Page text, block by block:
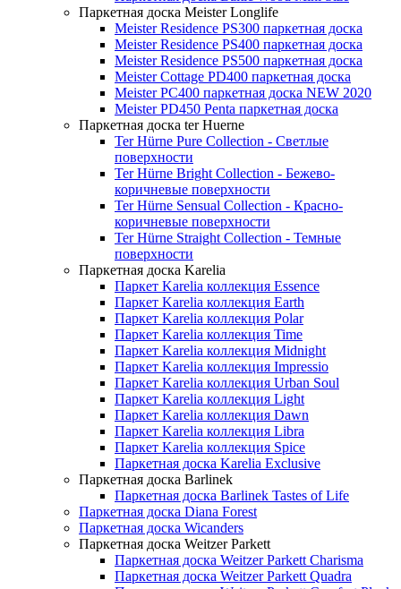
Паркетная доска Meister Longlife
Meister Residence PS300 паркетная доска
Meister Residence PS400 паркетная доска
Meister Residence PS500 паркетная доска
Meister Cottage PD400 паркетная доска
Meister PC400 паркетная доска NEW 2020
Meister PD450 Penta паркетная доска
Паркетная доска ter Huerne
Ter Hürne Pure Collection - Светлые
поверхности
Ter Hürne Bright Collection - Бежево-
коричневые поверхности
Ter Hürne Sensual Collection - Красно-
коричневые поверхности
Ter Hürne Straight Collection - Темные
поверхности
Паркетная доска Karelia
Паркет Karelia коллекция Essence
Паркет Karelia коллекция Earth
Паркет Karelia коллекция Polar
Паркет Karelia коллекция Time
Паркет Karelia коллекция Midnight
Паркет Karelia коллекция Impressio
Паркет Karelia коллекция Urban Soul
Паркет Karelia коллекция Light
Паркет Karelia коллекция Dawn
Паркет Karelia коллекция Libra
Паркет Karelia коллекция Spice
Паркетная доска Karelia Exclusive
Паркетная доска Barlinek
Паркетная доска Barlinek Tastes of Life
Паркетная доска Diana Forest
Паркетная доска Wicanders
Паркетная доска Weitzer Parkett
Паркетная доска Weitzer Parkett Charisma
Паркетная доска Weitzer Parkett Quadra